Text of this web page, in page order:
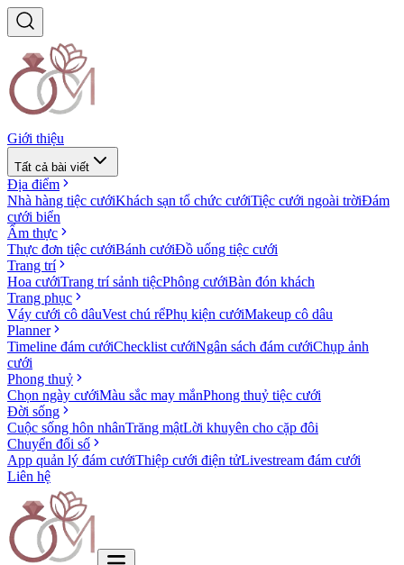
Giới thiệu
Tất cả bài viết
Địa điểm
Nhà hàng tiệc cướiKhách sạn tổ chức cướiTiệc cưới ngoài trờiĐám
cưới biển
Ẩm thực
Thực đơn tiệc cướiBánh cướiĐồ uống tiệc cưới
Trang trí
Hoa cướiTrang trí sảnh tiệcPhông cướiBàn đón khách
Trang phục
Váy cưới cô dâuVest chú rểPhụ kiện cướiMakeup cô dâu
Planner
Timeline đám cướiChecklist cướiNgân sách đám cướiChụp ảnh
cưới
Phong thuỷ
Chọn ngày cướiMàu sắc may mắnPhong thuỷ tiệc cưới
Đời sống
Cuộc sống hôn nhânTrăng mậtLời khuyên cho cặp đôi
Chuyển đổi số
App quản lý đám cướiThiệp cưới điện tửLivestream đám cưới
Liên hệ